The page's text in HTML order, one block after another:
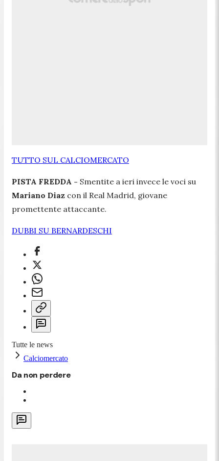
TUTTO SUL CALCIOMERCATO
PISTA FREDDA - Smentite a ieri invece le voci su
Mariano Diaz con il Real Madrid, giovane
promettente attaccante.
DUBBI SU BERNARDESCHI
Tutte le news
Calciomercato
Da non perdere